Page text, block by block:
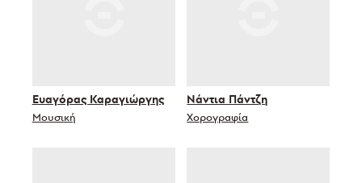
Ευαγόρας Καραγιώργης
Μουσική
Νάντια Πάντζη
Χορογραφία